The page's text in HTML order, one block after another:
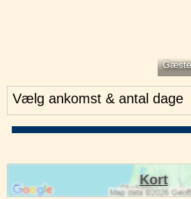
Vælg ankomst & antal dage
Kort